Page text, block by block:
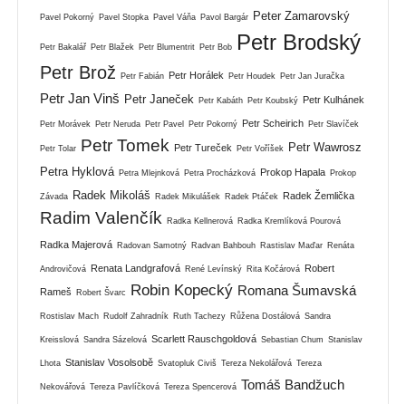
Pavel Pokorný Pavel Stopka Pavel Váňa Pavol Bargár Peter Zamarovský
Petr Bakalář Petr Blažek Petr Blumentrit Petr Bob Petr Brodský
Petr Brož Petr Fabián Petr Horálek Petr Houdek Petr Jan Juračka
Petr Jan Vinš Petr Janeček Petr Kabáth Petr Koubský Petr Kulhánek
Petr Morávek Petr Neruda Petr Pavel Petr Pokorný Petr Scheirich Petr Slavíček
Petr Tolar Petr Tomek Petr Tureček Petr Voříšek
Petr Wawrosz
Petra Hyklová Petra Mlejnková Petra Procházková Prokop Hapala Prokop
Závada Radek Mikoláš Radek Mikulášek Radek Ptáček Radek Žemlička
Radim Valenčík Radka Kellnerová Radka Kremlíková Pourová
Radka Majerová Radovan Samotný Radvan Bahbouh Rastislav Maďar Renáta
Androvičová Renata Landgrafová René Levínský Rita Kočárová Robert
Rameš Robert Švarc Robin Kopecký Romana Šumavská
Rostislav Mach Rudolf Zahradník Ruth Tachezy Růžena Dostálová Sandra
Kreisslová Sandra Sázelová Scarlett Rauschgoldová Sebastian Chum Stanislav
Lhota Stanislav Vosolsobě Svatopluk Civiš Tereza Nekolářová Tereza
Nekovářová Tereza Pavlíčková Tereza Spencerová Tomáš Bandžuch